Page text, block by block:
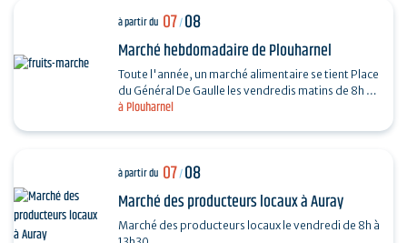
à Plouharnel
à partir du 07/08
Marché hebdomadaire de Plouharnel
Toute l'année, un marché alimentaire se tient Place
du Général De Gaulle les vendredis matins de 8h à
13h.
à partir du 07/08
Marché des producteurs locaux à Auray
Marché des producteurs locaux le vendredi de 8h à